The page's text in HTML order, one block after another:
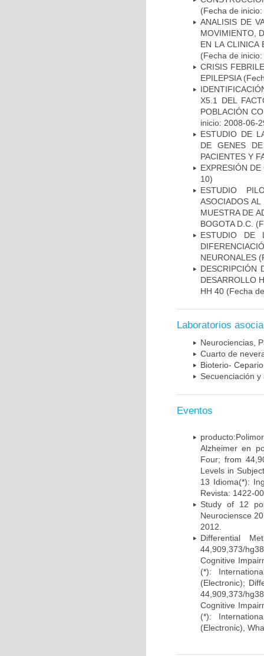
(Fecha de
ANALISIS DE
MOVIMIENTO,
EN LA CLINICA
(Fecha de
CRISIS
EPILEPSIA
X5.1 DEL
POBLACIÓN
inicio: 2008-06-
ESTUDIO DE
DE GENES
PACIENTES Y
EXPRESIÓN
10)
ESTUDIO
ASOCIADOS
MUESTRA DE
BOGOTA D.C.
ESTUDIO DE
NEURONALES
DESCRIPCIÓN
DESARROLLO
HH 40 (Fecha
Laboratorios
Neurociencias,
Cuarto de
Bioterio-
Secuenciación
Eventos
Alzheimer en
Four; from
Levels in
13 Idioma(*):
Revista: 1422-
Study of 12
Neurociensce
2012.
Differential
44,909,373/
Cognitive
(*):
(Electronic);
44,909,373/
Cognitive
(*):
(Electronic),